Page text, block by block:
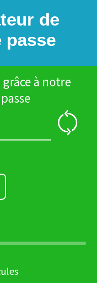
de
passe
à notre